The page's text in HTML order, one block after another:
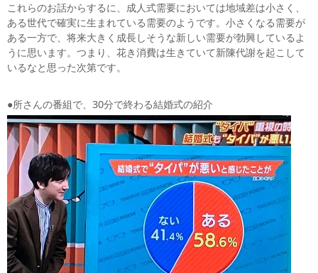
これらのお話からするに、成人式需要においては地域差は小さく、
ある世代で確実に生まれている需要のようです。小さくなる需要が
ある一方で、将来大きく成長しそうな新しい需要が勃興しているよ
うに思います。つまり、花き消費は生きていて新陳代謝を起こして
いるなと思った次第です。
●所さんの番組で、30分で終わる結婚式の紹介